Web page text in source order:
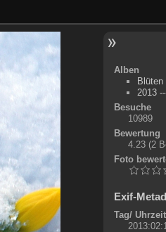
Alben
Blüten
2013
Besuche
10989
Bewertung
4.23 (2
Foto
Exif-
Tag/